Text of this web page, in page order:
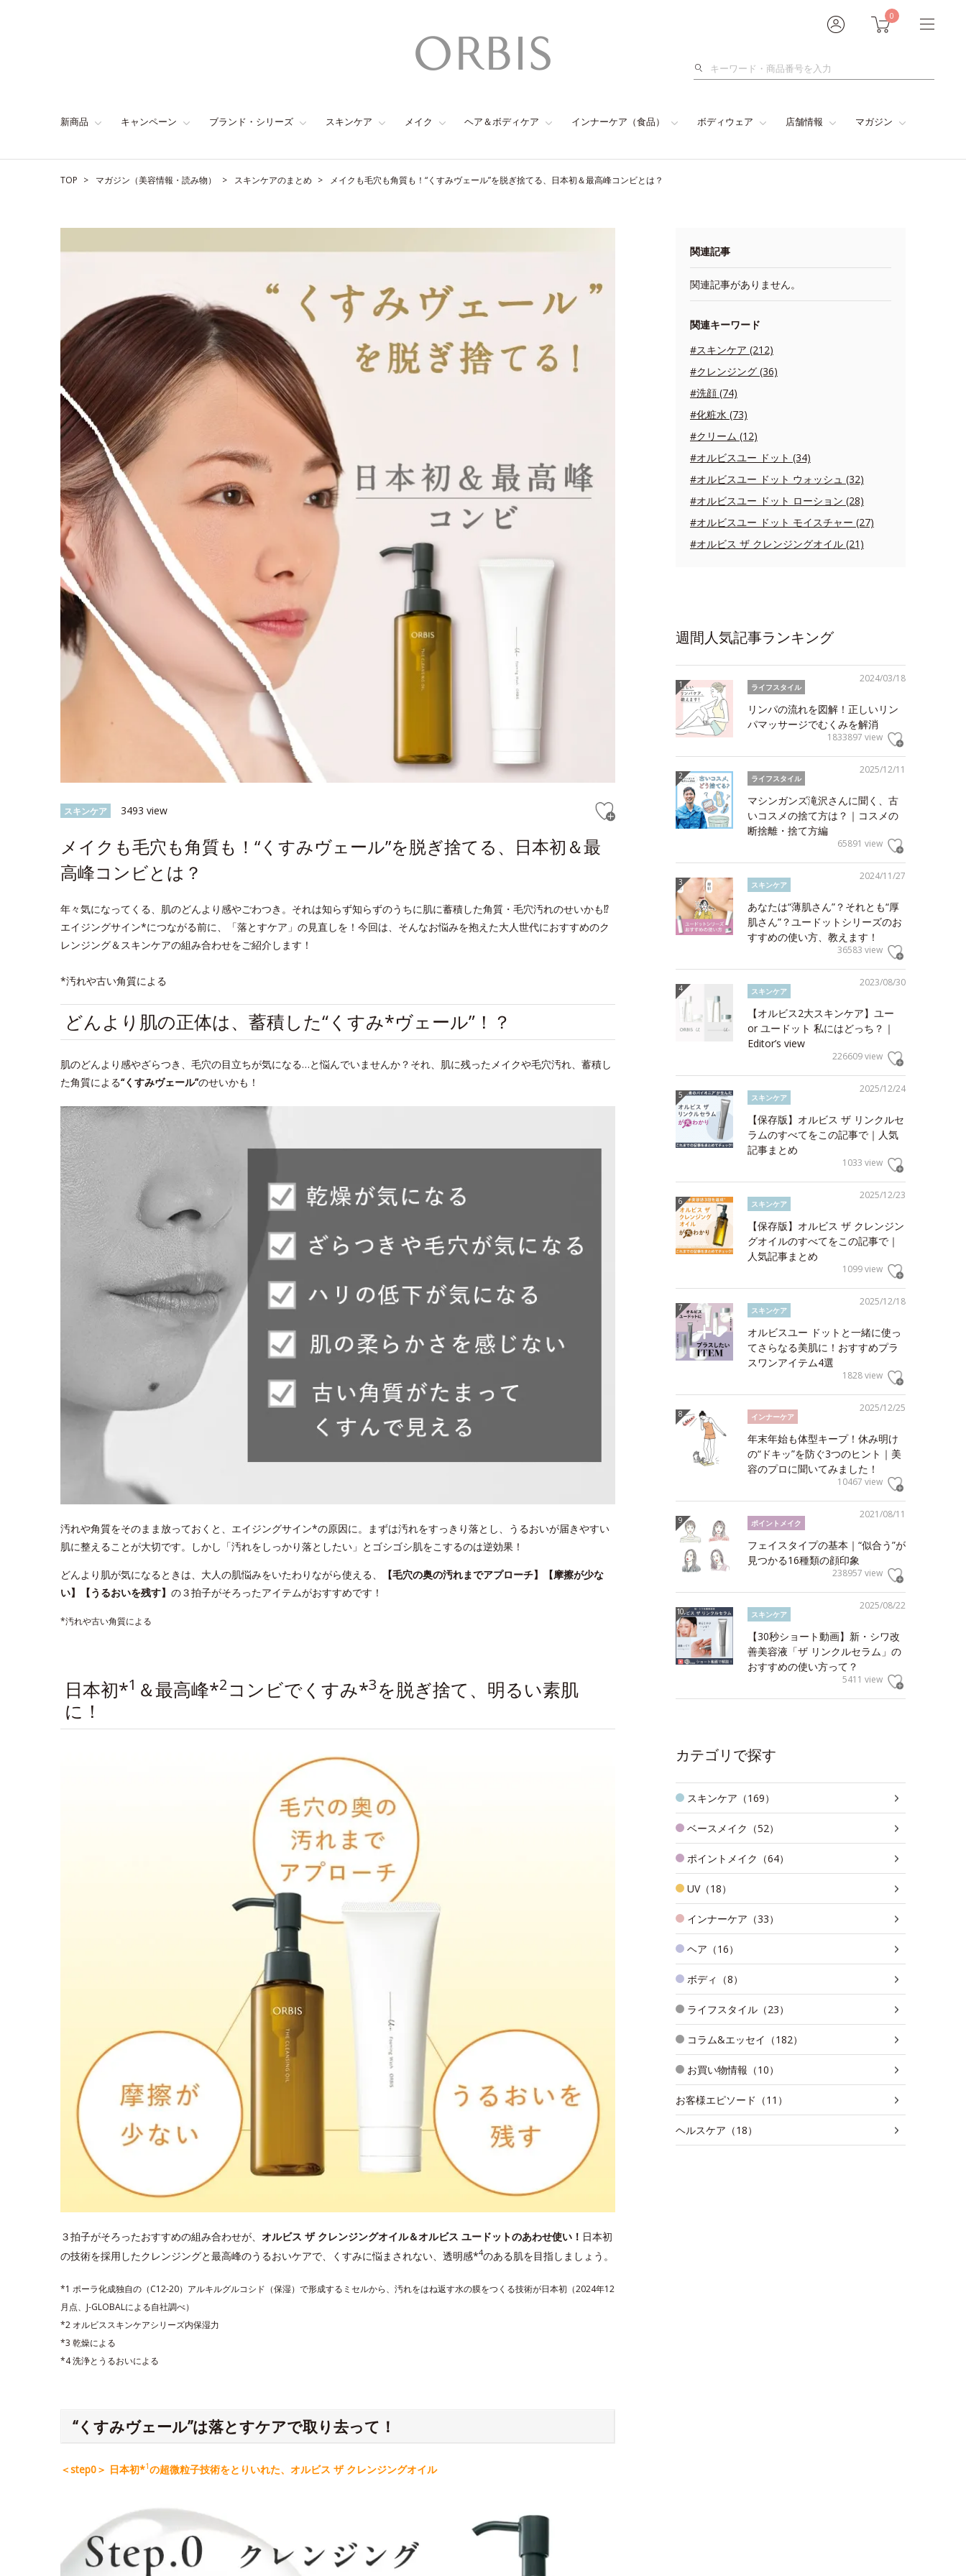
0
検
新商品 キャンペーン ブランド・シリーズ スキンケア メイク ヘア＆ボディケア インナーケア（食品） ボディウェア 店舗情報 マガジン
TOP マガジン（美容情報・読み物） スキンケアのまとめ メイクも毛穴も角質も！“くすみヴェール”を脱ぎ捨てる、日本初＆最高峰コンビとは？
スキンケア 3493 view
メイクも毛穴も角質も！“くすみヴェール”を脱ぎ捨てる、日本初＆最
高峰コンビとは？
年々気になってくる、肌のどんより感やごわつき。それは知らず知らずのうちに肌に蓄積した角質・毛穴汚れのせいかも⁉
エイジングサイン*につながる前に、「落とすケア」の見直しを！今回は、そんなお悩みを抱えた大人世代におすすめのク
レンジング＆スキンケアの組み合わせをご紹介します！
*汚れや古い角質による
どんより肌の正体は、蓄積した“くすみ*ヴェール”！？
肌のどんより感やざらつき、毛穴の目立ちが気になる…と悩んでいませんか？それ、肌に残ったメイクや毛穴汚れ、蓄積し
た角質による“くすみヴェール”のせいかも！
汚れや角質をそのまま放っておくと、エイジングサイン*の原因に。まずは汚れをすっきり落とし、うるおいが届きやすい
肌に整えることが大切です。しかし「汚れをしっかり落としたい」とゴシゴシ肌をこするのは逆効果！
どんより肌が気になるときは、大人の肌悩みをいたわりながら使える、
【毛穴の奥の汚れまでアプローチ】【摩擦が少な
い】【うるおいを残す】 の３拍子がそろったアイテムがおすすめです！
*汚れや古い角質による
日本初*1 ＆最高峰*2コンビでくすみ*3を脱ぎ捨て、明るい素肌
に！
３拍子がそろったおすすめの組み合わせが、 オルビス ザ クレンジングオイル＆オルビス ユードットのあわせ使い！ 日本初
の技術を採用したクレンジングと最高峰のうるおいケアで、くすみに悩まされない、透明感*4のある肌を目指しましょう。
*1 ポーラ化成独自の（C12-20）アルキルグルコシド（保湿）で形成するミセルから、汚れをはね返す水の膜をつくる技術が日本初（2024年12
月点、J-GLOBALによる自社調べ）
*2 オルビススキンケアシリーズ内保湿力
*3 乾燥による
*4 洗浄とうるおいによる
“くすみヴェール”は落とすケアで取り去って！
＜step0＞ 日本初*1の超微粒子技術をとりいれた、オルビス ザ クレンジングオイル
関連記事
関連記事がありません。
関連キーワード
#スキンケア (212)
#クレンジング (36)
#洗顔 (74)
#化粧水 (73)
#クリーム (12)
#オルビスユー ドット (34)
#オルビスユー ドット ウォッシュ (32)
#オルビスユー ドット ローション (28)
#オルビスユー ドット モイスチャー (27)
#オルビス ザ クレンジングオイル (21)
週間人気記事ランキング
2024/03/18
ライフスタイル
リンパの流れを図解！正しいリン
パマッサージでむくみを解消
1833897 view
2025/12/11
ライフスタイル
マシンガンズ滝沢さんに聞く、古
いコスメの捨て方は？｜コスメの
断捨離・捨て方編
65891 view
2024/11/27
スキンケア
あなたは“薄肌さん”？それとも“厚
肌さん”？ユードットシリーズのお
すすめの使い方、教えます！
36583 view
2023/08/30
スキンケア
【オルビス2大スキンケア】ユー
or ユードット 私にはどっち？｜
Editor’s view
226609 view
2025/12/24
スキンケア
【保存版】オルビス ザ リンクルセ
ラムのすべてをこの記事で｜人気
記事まとめ
1033 view
2025/12/23
スキンケア
【保存版】オルビス ザ クレンジン
グオイルのすべてをこの記事で｜
人気記事まとめ
1099 view
2025/12/18
スキンケア
オルビスユー ドットと一緒に使っ
てさらなる美肌に！おすすめプラ
スワンアイテム4選
1828 view
2025/12/25
インナーケア
年末年始も体型キープ！休み明け
の“ドキッ”を防ぐ3つのヒント｜美
容のプロに聞いてみました！
10467 view
2021/08/11
ポイントメイク
フェイスタイプの基本｜“似合う”が
見つかる16種類の顔印象
238957 view
2025/08/22
スキンケア
【30秒ショート動画】新・シワ改
善美容液「ザ リンクルセラム」の
おすすめの使い方って？
5411 view
カテゴリで探す
スキンケア（169）
ベースメイク（52）
ポイントメイク（64）
UV（18）
インナーケア（33）
ヘア（16）
ボディ（8）
ライフスタイル（23）
コラム&エッセイ（182）
お買い物情報（10）
お客様エピソード（11）
ヘルスケア（18）